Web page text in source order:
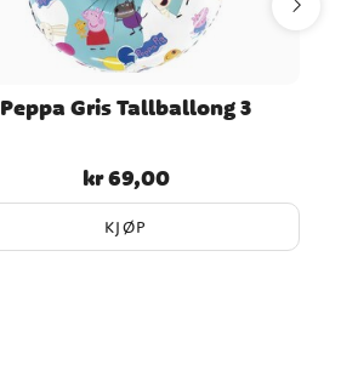
Peppa Gris Tallballong 3
Pris:kr 69,00
kr 69,00
KJØP